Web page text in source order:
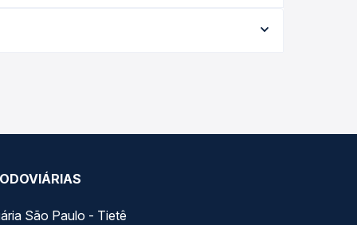
real e garante a melhor oferta para o seu
São Paulo - Tietê